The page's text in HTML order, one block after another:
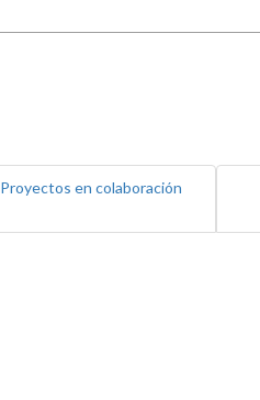
Proyectos en colaboración